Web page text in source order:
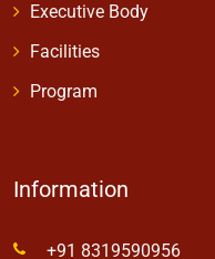
Executive Body
Facilities
Program
Information
+91 8319590956